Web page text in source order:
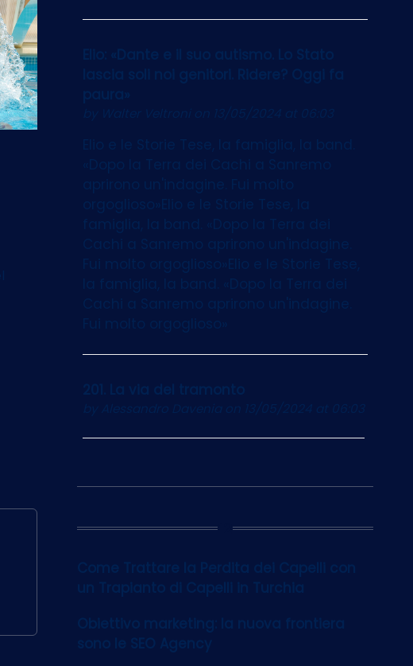
Elio: «Dante e il suo autismo. Lo Stato
lascia soli noi genitori. Ridere? Oggi fa
paura»
by Walter Veltronion 13/05/2024 at 06:03
Elio e le Storie Tese, la famiglia, la band.
«Dopo la Terra dei Cachi a Sanremo
aprirono un'indagine. Fui molto
orgoglioso»Elio e le Storie Tese, la
famiglia, la band. «Dopo la Terra dei
Cachi a Sanremo aprirono un'indagine.
Fui molto orgoglioso»Elio e le Storie Tese,
la famiglia, la band. «Dopo la Terra dei
Cachi a Sanremo aprirono un'indagine.
Fui molto orgoglioso»
201. La via del tramonto
by Alessandro Davenia on 13/05/2024 at 06:03
12
Come Trattare la Perdita dei Capelli con
un Trapianto di Capelli in Turchia
Obiettivo marketing: la nuova frontiera
sono le SEO Agency